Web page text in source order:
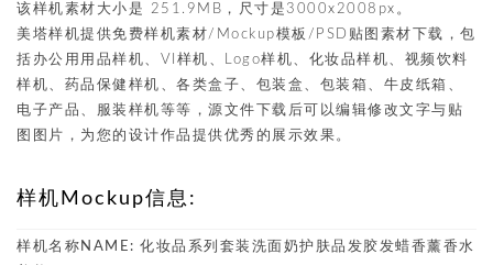
该样机素材大小是 251.9MB，尺寸是3000x2008px。
美塔样机提供免费样机素材/Mockup模板/PSD贴图素材下载，包
括办公用用品样机、VI样机、Logo样机、化妆品样机、视频饮料
样机、药品保健样机、各类盒子、包装盒、包装箱、牛皮纸箱、
电子产品、服装样机等等，源文件下载后可以编辑修改文字与贴
图图片，为您的设计作品提供优秀的展示效果。
样机Mockup信息:
样机名称NAME: 化妆品系列套装洗面奶护肤品发胶发蜡香薰香水